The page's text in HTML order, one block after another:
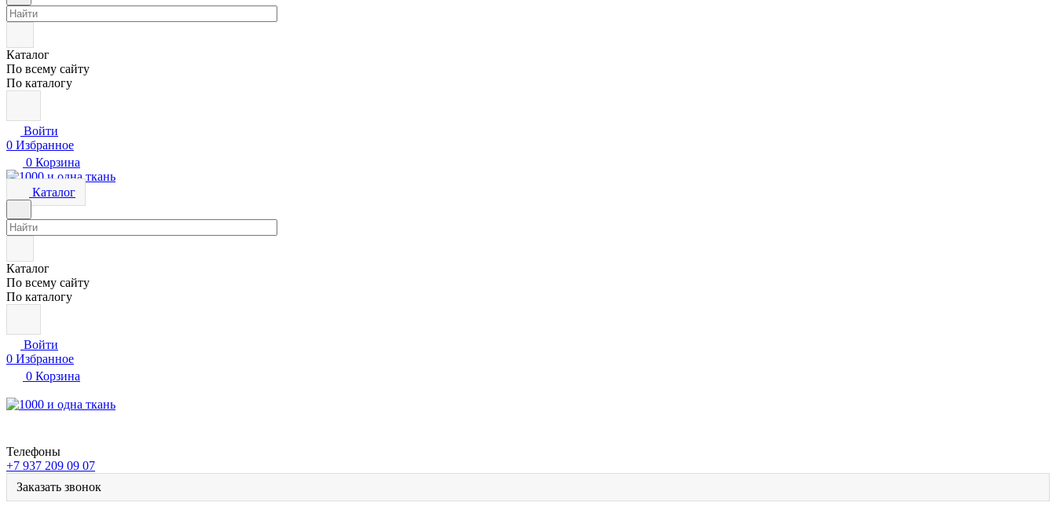
Каталог
По всему сайту
По каталогу
Войти
0 Избранное
0 Корзина
Каталог
Каталог
По всему сайту
По каталогу
Войти
0 Избранное
0 Корзина
Телефоны
+7 937 209 09 07
Заказать звонок